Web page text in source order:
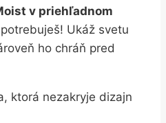
v priehľadnom
Ukáž svetu
ho chráň pred
ktorá nezakryje dizajn